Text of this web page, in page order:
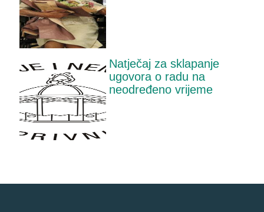
Natječaj za sklapanje
ugovora o radu na
neodređeno vrijeme